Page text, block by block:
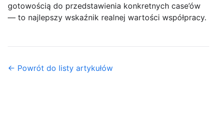
gotowością do przedstawienia konkretnych case’ów
— to najlepszy wskaźnik realnej wartości współpracy.
← Powrót do listy artykułów